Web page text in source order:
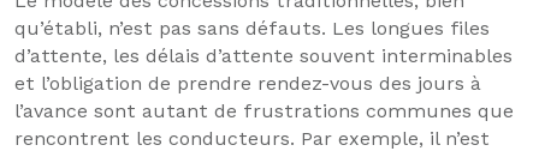
qu’établi, n’est pas sans défauts. Les longues files
d’attente, les délais d’attente souvent interminables
et l’obligation de prendre rendez-vous des jours à
l’avance sont autant de frustrations communes que
rencontrent les conducteurs. Par exemple, il n’est